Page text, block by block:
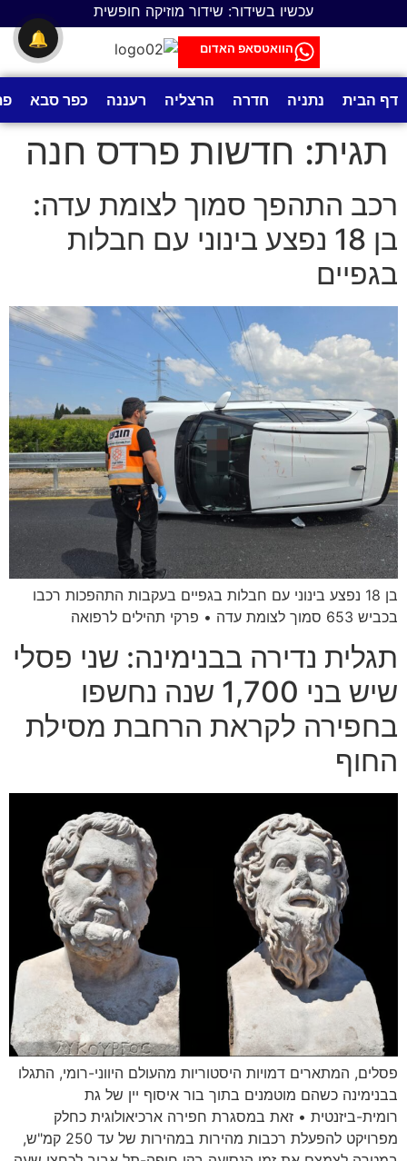
עכשיו בשידור: שידור מוזיקה חופשית
הוואטסאפ האדום
דף הבית נתניה חדרה הרצליה רעננה כפר סבא
תגית: חדשות פרדס חנה
רכב התהפך סמוך לצומת עדה:
בן 18 נפצע בינוני עם חבלות
בגפיים
בן 18 נפצע בינוני עם חבלות בגפיים בעקבות התהפכות רכבו
בכביש 653 סמוך לצומת עדה • פרקי תהילים לרפואה
תגלית נדירה בבנימינה: שני פסלי
שיש בני 1,700 שנה נחשפו
בחפירה לקראת הרחבת מסילת
החוף
פסלים, המתארים דמויות היסטוריות מהעולם היווני-רומי, התגלו
בבנימינה כשהם מוטמנים בתוך בור איסוף יין של גת
רומית-ביזנטית • זאת במסגרת חפירה ארכיאולוגית כחלק
מפרויקט להפעלת רכבות מהירות במהירות של עד 250 קמ"ש,
🔔